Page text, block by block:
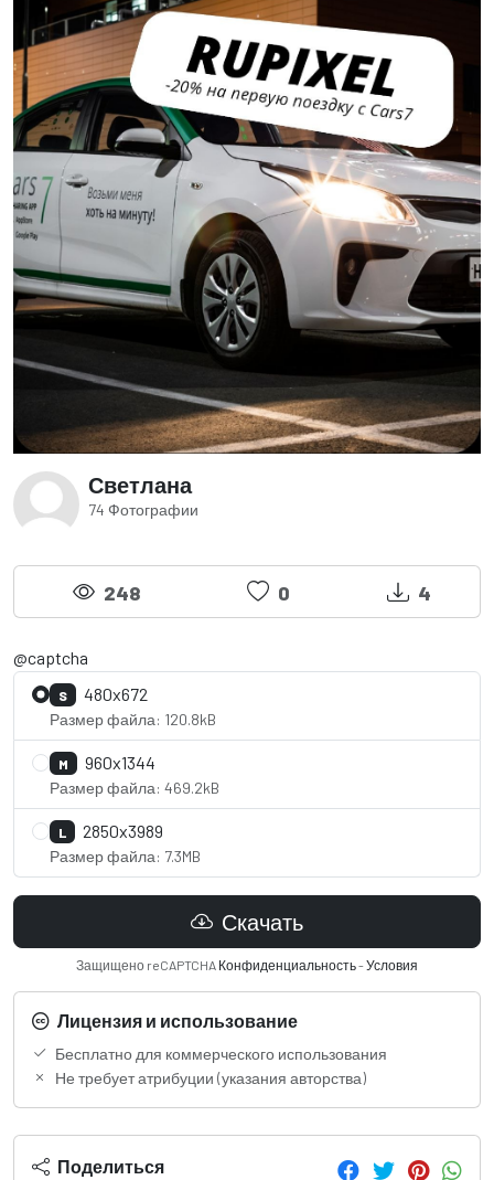
Светлана
74 Фотографии
248 0 4
@captcha
S 480x672
Размер файла: 120.8kB
M 960x1344
Размер файла: 469.2kB
L 2850x3989
Размер файла: 7.3MB
Скачать
Защищено reCAPTCHA Конфиденциальность-Условия
Лицензия и использование
Бесплатно для коммерческого использования
Не требует атрибуции (указания авторства)
Поделиться